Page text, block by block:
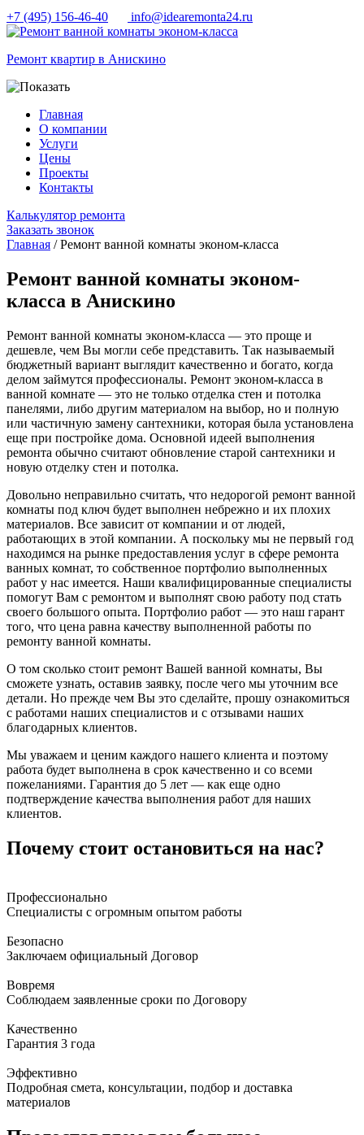
+7 (495) 156-46-40 info@idearemonta24.ru
Ремонт квартир в Анискино
Главная
О компании
Услуги
Цены
Проекты
Контакты
Калькулятор ремонта
Заказать звонок
Главная / Ремонт ванной комнаты эконом-класса
Ремонт ванной комнаты эконом-
класса в Анискино
Ремонт ванной комнаты эконом-класса — это проще и
дешевле, чем Вы могли себе представить. Так называемый
бюджетный вариант выглядит качественно и богато, когда
делом займутся профессионалы. Ремонт эконом-класса в
ванной комнате — это не только отделка стен и потолка
панелями, либо другим материалом на выбор, но и полную
или частичную замену сантехники, которая была установлена
еще при постройке дома. Основной идеей выполнения
ремонта обычно считают обновление старой сантехники и
новую отделку стен и потолка.
Довольно неправильно считать, что недорогой ремонт ванной
комнаты под ключ будет выполнен небрежно и их плохих
материалов. Все зависит от компании и от людей,
работающих в этой компании. А поскольку мы не первый год
находимся на рынке предоставления услуг в сфере ремонта
ванных комнат, то собственное портфолио выполненных
работ у нас имеется. Наши квалифицированные специалисты
помогут Вам с ремонтом и выполнят свою работу под стать
своего большого опыта. Портфолио работ — это наш гарант
того, что цена равна качеству выполненной работы по
ремонту ванной комнаты.
О том сколько стоит ремонт Вашей ванной комнаты, Вы
сможете узнать, оставив заявку, после чего мы уточним все
детали. Но прежде чем Вы это сделайте, прошу ознакомиться
с работами наших специалистов и с отзывами наших
благодарных клиентов.
Мы уважаем и ценим каждого нашего клиента и поэтому
работа будет выполнена в срок качественно и со всеми
пожеланиями. Гарантия до 5 лет — как еще одно
подтверждение качества выполнения работ для наших
клиентов.
Почему стоит остановиться на нас?
Профессионально
Специалисты с огромным опытом работы
Безопасно
Заключаем официальный Договор
Вовремя
Соблюдаем заявленные сроки по Договору
Качественно
Гарантия 3 года
Эффективно
Подробная смета, консультации, подбор и доставка
материалов